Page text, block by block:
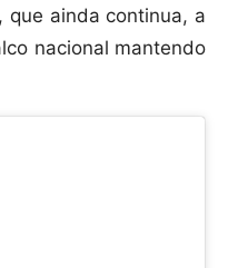
que ainda continua, a
nacional mantendo